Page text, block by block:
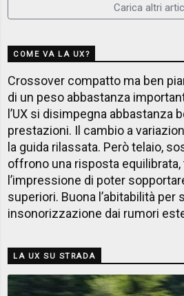
Carica altri
COME VA LA UX?
Crossover compatto ma ben
di un peso abbastanza
l’UX si disimpegna abbastanza
prestazioni. Il cambio a
la guida rilassata. Però telaio,
offrono una risposta equilibrata,
l’impressione di poter
superiori. Buona l’abitabilità per
insonorizzazione dai rumori
LA UX SU STRADA